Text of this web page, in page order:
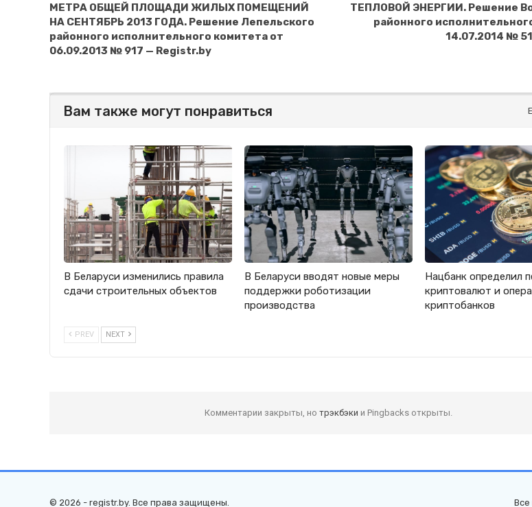
МЕТРА ОБЩЕЙ ПЛОЩАДИ ЖИЛЫХ ПОМЕЩЕНИЙ
НА СЕНТЯБРЬ 2013 ГОДА. Решение Лепельского
районного исполнительного комитета от
06.09.2013 № 917 — Registr.by
ТЕПЛОВОЙ ЭНЕРГИИ. Решение
районного
14.07.2014 №
Вам также могут понравиться
В Беларуси изменились правила
сдачи строительных объектов
В Беларуси вводят новые меры
поддержки роботизации
производства
Нацбанк определил
криптовалют и
криптобанков
PREV NEXT
Комментарии закрыты, но трэкбэки и Pingbacks открыты.
© 2026 - registr.by. Все права защищены. Все